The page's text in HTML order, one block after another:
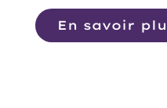
En savoir